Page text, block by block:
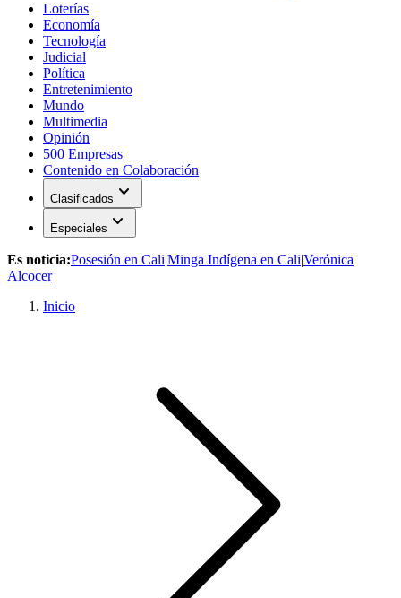
Loterías
Economía
Tecnología
Judicial
Política
Entretenimiento
Mundo
Multimedia
Opinión
500 Empresas
Contenido en Colaboración
Clasificados expand_more
Especiales expand_more
Es noticia:Posesión en Cali|Minga Indígena en Cali|Verónica
Alcocer
Inicio